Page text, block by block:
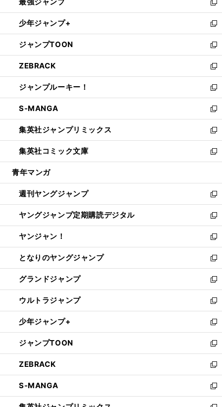
ド
ウ
で
開
く
ィ
ン
ド
ウ
で
開
く
い
ウ
ィ
ン
ド
ウ
で
開
く
新
し
い
ウ
ィ
ン
ド
ウ
で
開
く
少年ジャンプ+
新
し
い
ウ
ィ
ン
ド
ウ
で
開
く
ジャンプTOON
新
し
い
ウ
ィ
ン
ド
ウ
で
開
く
ZEBRACK
新
し
い
ウ
ィ
ン
ド
ウ
で
開
ジャンプルーキー！
新
し
い
ウ
ィ
ン
ド
ウ
開
く
S-MANGA
新
し
い
ウ
ィ
ン
ウ
で
開
く
集英社ジャンプリミックス
新
し
い
ウ
ン
ド
ウ
で
開
く
集英社コミック文庫
新
し
ウ
ィ
ン
ド
ウ
で
開
く
青年マンガ
週刊ヤングジャンプ
新
し
い
ウ
ィ
ン
ド
ウ
で
開
く
ヤングジャンプ定期購読デジタル
新
し
い
ウ
ィ
ン
ド
ウ
で
開
く
ヤンジャン！
新
し
い
ウ
ィ
ン
ド
ウ
で
開
く
となりのヤングジャンプ
新
し
い
ウ
ィ
ン
ド
ウ
で
開
く
グランドジャンプ
新
し
い
ウ
ィ
ン
ド
ウ
で
開
く
ウルトラジャンプ
新
し
い
ウ
ィ
ン
ド
ウ
で
開
少年ジャンプ+
新
し
い
ウ
ィ
ン
ド
ウ
ジャンプTOON
新
し
い
ウ
ィ
ン
ZEBRACK
新
し
い
ウ
S-MANGA
新
し